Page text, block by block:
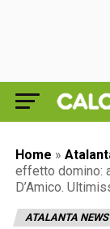
Home »
effetto domino:
D’Amico.
ATALANTA NEWS